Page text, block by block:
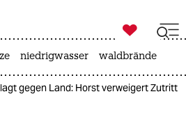
zahl ich
ich

taz zahl ich
niedrigwasser waldbrände
gegen Land: Horst verweigert Zutritt